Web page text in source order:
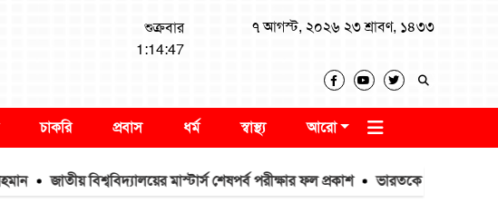
শুক্রবার
1:14:48
৭ আগস্ট, ২০২৬ ২৩ শ্রাবণ, ১৪৩৩
চাকরি প্রবাস ধর্ম স্বাস্থ্য আরো
জাতীয় বিশ্ববিদ্যালয়ের মাস্টার্স শেষপর্ব পরীক্ষার ফল প্রকাশ ভারতকে যা দিয়েছি, আজীবন